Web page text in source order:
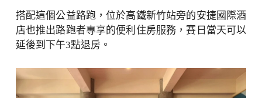
搭配這個公益路跑，位於高鐵新竹站旁的安捷國際酒
店也推出路跑者專享的便利住房服務，賽日當天可以
延後到下午3點退房。